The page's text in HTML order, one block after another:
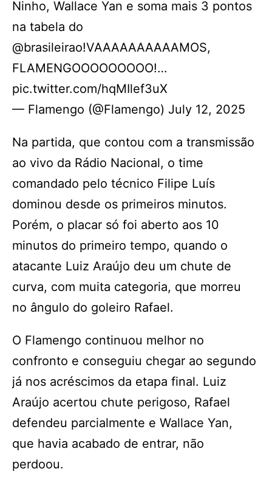
Ninho, Wallace Yan e soma mais 3 pontos
na tabela do
@brasileirao!VAAAAAAAAAAMOS,
FLAMENGOOOOOOOOO!…
pic.twitter.com/hqMIlef3uX
— Flamengo (@Flamengo) July 12, 2025
Na partida, que contou com a transmissão
ao vivo da Rádio Nacional, o time
comandado pelo técnico Filipe Luís
dominou desde os primeiros minutos.
Porém, o placar só foi aberto aos 10
minutos do primeiro tempo, quando o
atacante Luiz Araújo deu um chute de
curva, com muita categoria, que morreu
no ângulo do goleiro Rafael.
O Flamengo continuou melhor no
confronto e conseguiu chegar ao segundo
já nos acréscimos da etapa final. Luiz
Araújo acertou chute perigoso, Rafael
defendeu parcialmente e Wallace Yan,
que havia acabado de entrar, não
perdoou.